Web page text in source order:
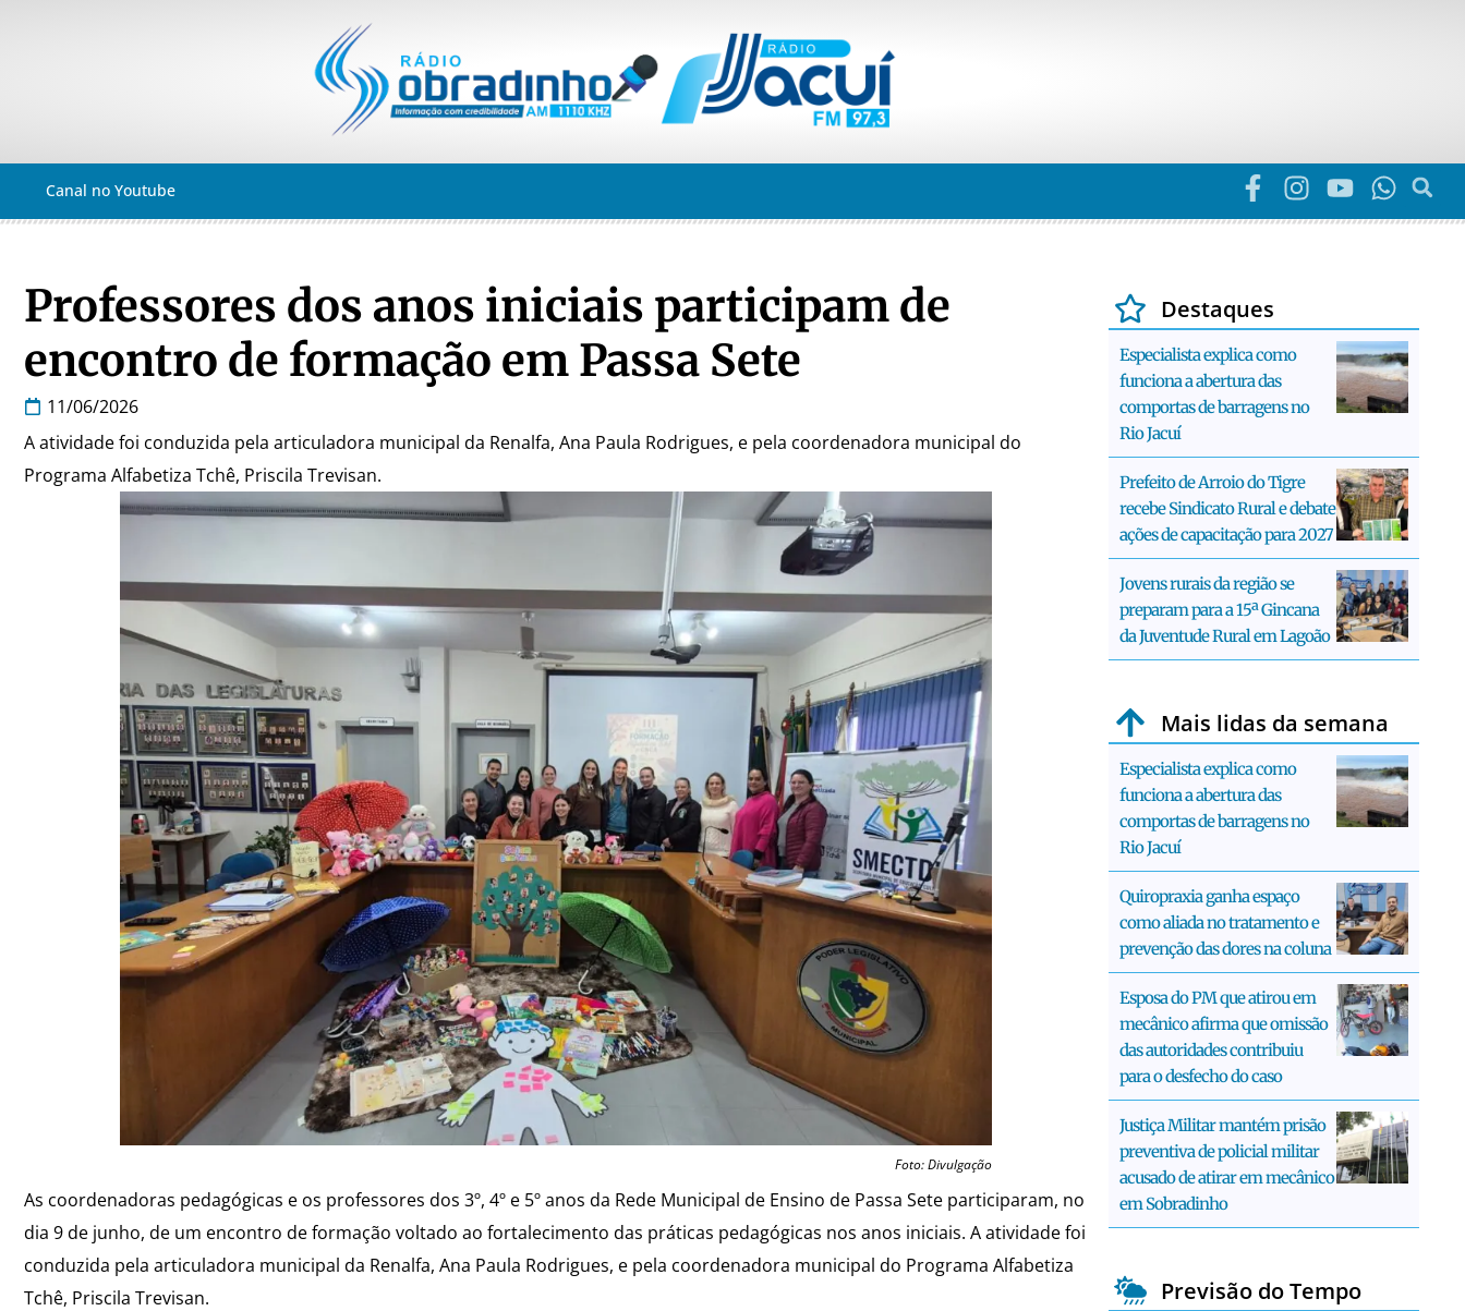
Canal no Youtube
Professores dos anos iniciais participam de
encontro de formação em Passa Sete
11/06/2026
A atividade foi conduzida pela articuladora municipal da Renalfa, Ana Paula Rodrigues, e pela coordenadora municipal do
Programa Alfabetiza Tchê, Priscila Trevisan.
Foto: Divulgação
As coordenadoras pedagógicas e os professores dos 3º, 4º e 5º anos da Rede Municipal de Ensino de Passa Sete participaram, no
dia 9 de junho, de um encontro de formação voltado ao fortalecimento das práticas pedagógicas nos anos iniciais. A atividade foi
conduzida pela articuladora municipal da Renalfa, Ana Paula Rodrigues, e pela coordenadora municipal do Programa Alfabetiza
Tchê, Priscila Trevisan.
Destaques
Especialista explica como
funciona a abertura das
comportas de barragens no
Rio Jacuí
Prefeito de Arroio do Tigre
recebe Sindicato Rural e debate
ações de capacitação para 2027
Jovens rurais da região se
preparam para a 15ª Gincana
da Juventude Rural em Lagoão
Mais lidas da semana
Especialista explica como
funciona a abertura das
comportas de barragens no
Rio Jacuí
Quiropraxia ganha espaço
como aliada no tratamento e
prevenção das dores na coluna
Esposa do PM que atirou em
mecânico afirma que omissão
das autoridades contribuiu
para o desfecho do caso
Justiça Militar mantém prisão
preventiva de policial militar
acusado de atirar em mecânico
em Sobradinho
Previsão do Tempo